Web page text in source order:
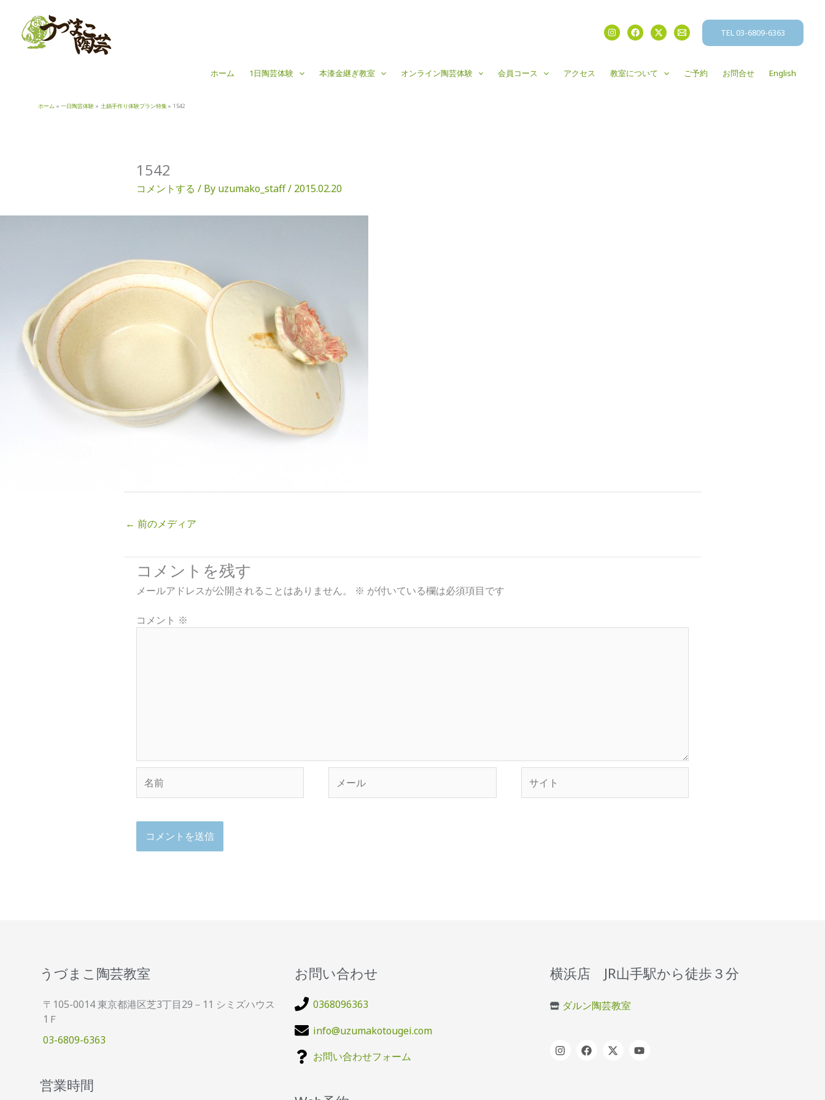
TEL 03-6809-6363
ホーム 1日陶芸体験 本漆金継ぎ教室 オンライン陶芸体験 会員コース アクセス 教室について ご予約 お問合せ English
ホーム 一日陶芸体験 土鍋手作り体験プラン特集 1542
1542
コメントする / By uzumako_staff/ 2015.02.20
← 前のメディア
コメントを残す
メールアドレスが公開されることはありません。 ※ が付いている欄は必須項目です
コメント ※
前
ー
うづまこ陶芸教室
〒105-0014 東京都港区芝3丁目29－11 シミズハウス
1Ｆ
03-6809-6363
営業時間
お問い合わせ
0368096363
info@uzumakotougei.com
お問い合わせフォーム
横浜店 JR山手駅から徒歩３分
ダルン陶芸教室